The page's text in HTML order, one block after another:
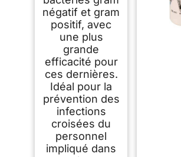
négatif et gram
positif, avec
une plus
grande
efficacité pour
ces dernières.
Idéal pour la
prévention des
infections
croisées du
personnel
impliqué dans